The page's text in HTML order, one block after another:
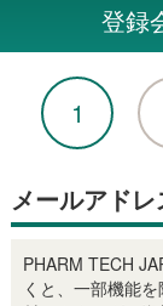
登録
1
メールアドレ
PHARM TECH
くと、一部機能